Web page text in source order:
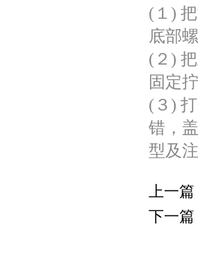
(１)
底部
(２)
固定
(３)
错，
型及
上一篇
下一篇